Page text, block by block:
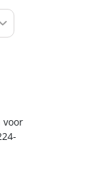
voor